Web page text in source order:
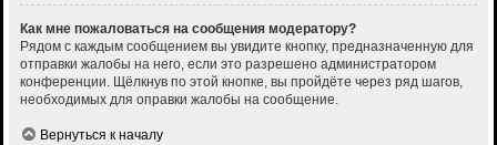
Как мне пожаловаться на сообщения модератору?
Рядом с каждым сообщением вы увидите кнопку, предназначенную для
отправки жалобы на него, если это разрешено администратором
конференции. Щёлкнув по этой кнопке, вы пройдёте через ряд шагов,
необходимых для оправки жалобы на сообщение.
Вернуться к началу